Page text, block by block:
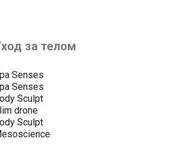
за телом
Senses
Senses
Sculpt
drone
Sculpt